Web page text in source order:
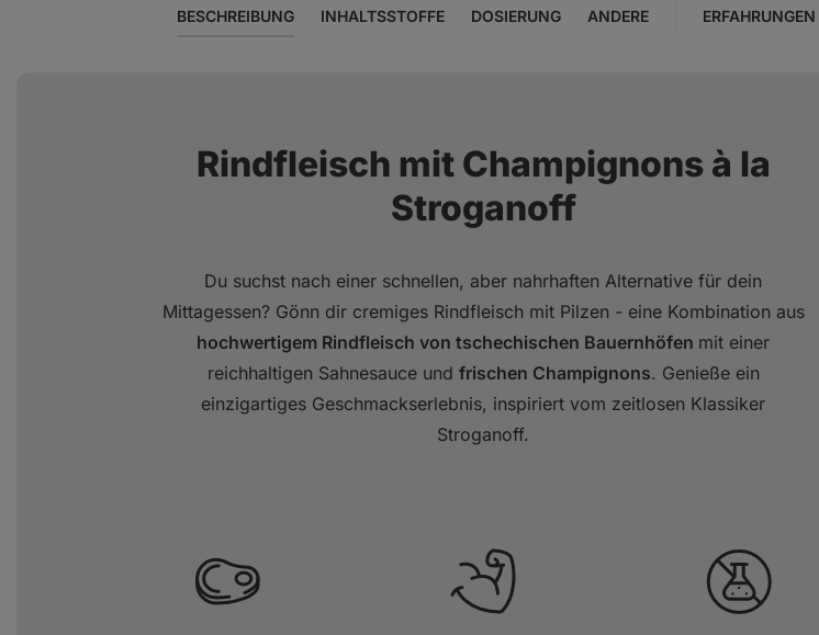
BESCHREIBUNG INHALTSSTOFFE DOSIERUNG ANDERE ERFAHRUNGEN
Rindfleisch mit Champignons à la
Stroganoff
Du suchst nach einer schnellen, aber nahrhaften Alternative für dein
Mittagessen? Gönn dir cremiges Rindfleisch mit Pilzen - eine Kombination aus
hochwertigem Rindfleisch von tschechischen Bauernhöfen mit einer
reichhaltigen Sahnesauce und frischen Champignons. Genieße ein
einzigartiges Geschmackserlebnis, inspiriert vom zeitlosen Klassiker
Stroganoff.